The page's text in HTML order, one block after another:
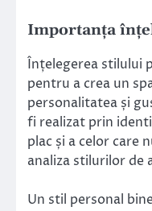
Importanța
Înțelegerea stilului
pentru a crea un
personalitatea și
fi realizat prin
plac și a celor care
analiza stilurilor de
Un stil personal